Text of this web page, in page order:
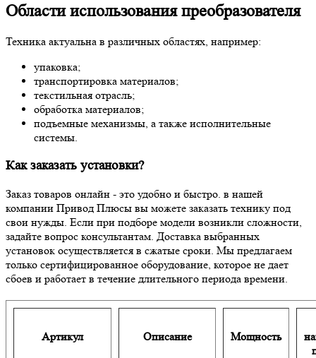
Области использования преобразователя
Техника актуальна в различных областях, например:
упаковка;
транспортировка материалов;
текстильная отрасль;
обработка материалов;
подъемные механизмы, а также исполнительные
системы.
Как заказать установки?
Заказ товаров онлайн - это удобно и быстро. в нашей
компании Привод Плюсы вы можете заказать технику под
свои нужды. Если при подборе модели возникли сложности,
задайте вопрос консультантам. Доставка выбранных
установок осуществляется в сжатые сроки. Мы предлагаем
только сертифицированное оборудование, которое не дает
сбоев и работает в течение длительного периода времени.
Артикул Описание Мощность